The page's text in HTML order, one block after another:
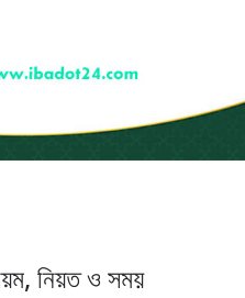
নিয়ত ও সময়